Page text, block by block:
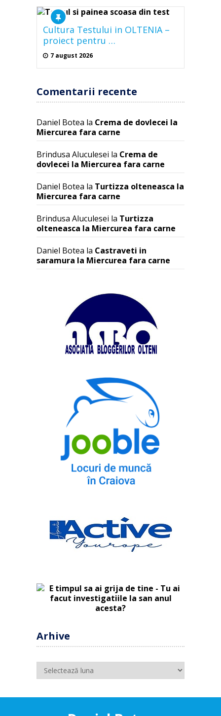
Cultura Testului in OLTENIA –
proiect pentru …
7 august 2026
Comentarii recente
Daniel Botea la Crema de dovlecei la
Miercurea fara carne
Brindusa Aluculesei la Crema de
dovlecei la Miercurea fara carne
Daniel Botea la Turtizza olteneasca la
Miercurea fara carne
Brindusa Aluculesei la Turtizza
olteneasca la Miercurea fara carne
Daniel Botea la Castraveti in
saramura la Miercurea fara carne
Arhive
Arhive